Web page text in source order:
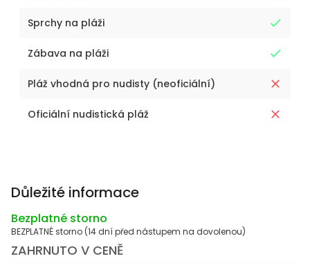
Sprchy na pláži
Zábava na pláži
Pláž vhodná pro nudisty (neoficiální)
Oficiální nudistická pláž
Důležité informace
Bezplatné storno
BEZPLATNÉ storno (14 dní před nástupem na dovolenou)
ZAHRNUTO V CENĚ